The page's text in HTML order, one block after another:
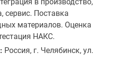
сервис. Поставка
материалов. Оценка
НАКС.
Россия, г. Челябинск, ул.